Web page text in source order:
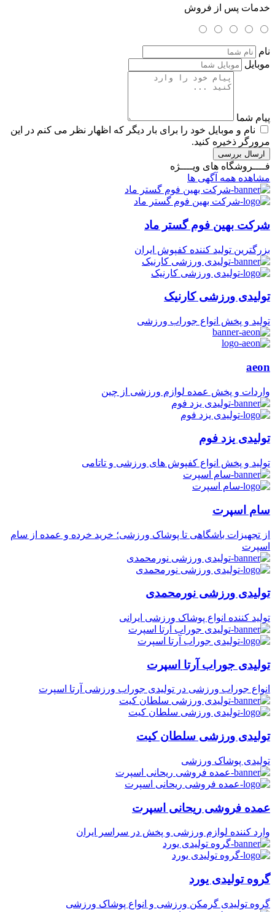
خدمات پس از فروش
نام
موبایل
پیام شما
نام و موبایل خود را برای بار دیگر که اظهار نظر می کنم در این
مرورگر ذخیره کنید.
ارسال بررسی
فــــروشگاه های ویــــژه
مشاهده همه آگهی ها
شرکت بهین فوم گستر ماد
بزرگترین تولید کننده کفپوش ایران
تولیدی ورزشی کارنیک
تولید و پخش انواع جوراب ورزشی
aeon
واردات و پخش عمده لوازم ورزشی از چین
تولیدی یزد فوم
تولید و پخش انواع کفپوش های ورزشی و تاتامی
سام اسپرت
از تجهیزات باشگاهی تا پوشاک ورزشی؛ خرید خرده و عمده از سام
اسپرت
تولیدی ورزشی نورمحمدی
تولید کننده انواع پوشاک ورزشی ایرانی
تولیدی جوراب آرتا اسپرت
انواع جوراب ورزشی در تولیدی جوراب ورزشی آرتا اسپرت
تولیدی ورزشی سلطان کیت
تولیدی پوشاک ورزشی
عمده فروشی ریحانی اسپرت
وارد کننده لوازم ورزشی و پخش در سراسر ایران
گروه تولیدی یورد
گروه تولیدی گرمکن ورزشی و انواع پوشاک ورزشی